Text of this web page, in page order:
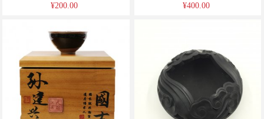
¥200.00 ¥400.00